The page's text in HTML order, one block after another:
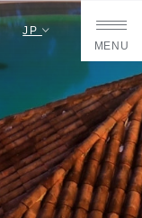
JP
MENU